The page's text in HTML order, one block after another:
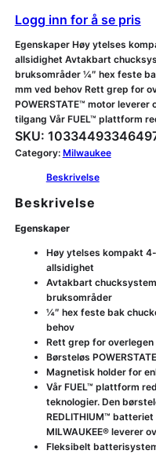
Logg inn for å se pris
Egenskaper Høy ytelses
allsidighet Avtakbart
bruksområder ¼″ hex feste
mm ved behov Rett grep for
POWERSTATE™ motor
tilgang Vår FUEL™ plattform
SKU:
Category: Milwaukee
Beskrivelse
Beskrivelse
Egenskaper
Høy ytelses kompakt
allsidighet
Avtakbart
bruksområder
¼″ hex feste bak
behov
Rett grep for
Børsteløs
Magnetisk holder for
Vår FUEL™ plattform
teknologier. Den
REDLITHIUM™
MILWAUKEE® leverer
Fleksibelt